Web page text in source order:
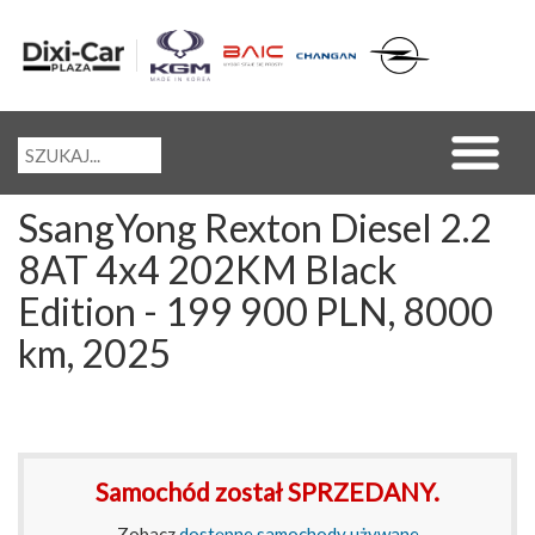
SsangYong Rexton Diesel 2.2
8AT 4x4 202KM Black
Edition - 199 900 PLN, 8000
km, 2025
Samochód został SPRZEDANY.